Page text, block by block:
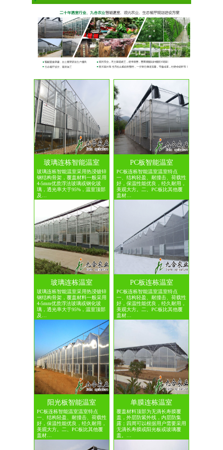
玻璃连栋智能温室
玻璃连栋智能温室采用热浸镀锌
钢结构骨架，覆盖材料一般采用
4-5mm优质浮法玻璃或钢化玻
璃，透光率大于95%，温室顶部
及…
PC板智能温室
PC板连栋智能温室温室特点
一、结构轻盈、耐撞击、荷载性
好，保温性能优良，经久耐用，
美观大方。二、PC板比其他覆
盖材…
玻璃连栋温室
玻璃连栋智能温室采用热浸镀锌
钢结构骨架，覆盖材料一般采用
4-5mm优质浮法玻璃或钢化玻
璃，透光率大于95%，温室顶部
及…
PC板连栋温室
PC板连栋智能温室温室特点
一、结构轻盈、耐撞击、荷载性
好，保温性能优良，经久耐用，
美观大方。二、PC板比其他覆
盖材…
阳光板智能温室
PC板连栋智能温室温室特点
一、结构轻盈、耐撞击、荷载性
好，保温性能优良，经久耐用，
美观大方。二、PC板比其他覆
盖材…
单膜连栋温室
覆盖材料顶部为无滴长寿膜覆
盖，外层防紫外线，内层防集
露；四周可以根据用户需要采用
无滴长寿膜或阳光板或玻璃覆
盖。…